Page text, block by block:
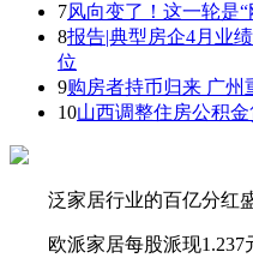
7风向变了！这一轮是
8报告|典型房企4月业
位
9购房者持币归来 广州
10山西调整住房公积
泛家居行业的百亿分红盛
欧派家居每股派现1.237